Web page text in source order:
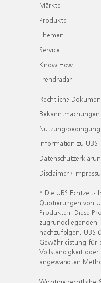
Märkte
Produkte
Themen
Service
Know How
Trendradar
Rechtliche
Bekanntmachungen
Information zu UBS
Disclaimer /
* Die UBS Echtzeit-
Quotierungen von
Produkten. Diese
zugrundeliegenden
nachzufolgen. UBS
Gewährleistung für
Vollständigkeit oder
angewandten